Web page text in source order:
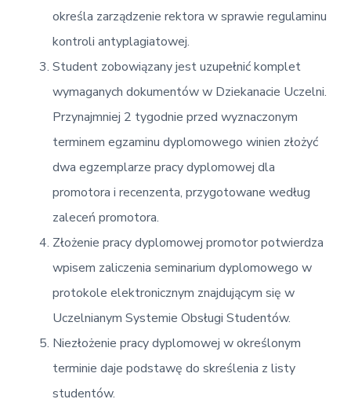
określa zarządzenie rektora w sprawie regulaminu
kontroli antyplagiatowej.
Student zobowiązany jest uzupełnić komplet
wymaganych dokumentów w Dziekanacie Uczelni.
Przynajmniej 2 tygodnie przed wyznaczonym
terminem egzaminu dyplomowego winien złożyć
dwa egzemplarze pracy dyplomowej dla
promotora i recenzenta, przygotowane według
zaleceń promotora.
Złożenie pracy dyplomowej promotor potwierdza
wpisem zaliczenia seminarium dyplomowego w
protokole elektronicznym znajdującym się w
Uczelnianym Systemie Obsługi Studentów.
Niezłożenie pracy dyplomowej w określonym
terminie daje podstawę do skreślenia z listy
studentów.